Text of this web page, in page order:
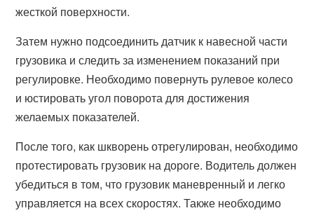
жесткой поверхности.
Затем нужно подсоединить датчик к навесной части
грузовика и следить за изменением показаний при
регулировке. Необходимо повернуть рулевое колесо
и юстировать угол поворота для достижения
желаемых показателей.
После того, как шкворень отрегулирован, необходимо
протестировать грузовик на дороге. Водитель должен
убедиться в том, что грузовик маневренный и легко
управляется на всех скоростях. Также необходимо